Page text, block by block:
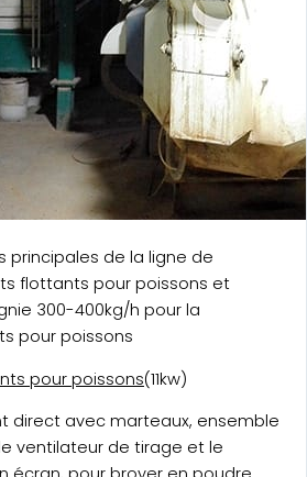
principales de la ligne de
flottants pour poissons et
300-400kg/h pour la
pour poissons
pour poissons(11kw)
direct avec marteaux, ensemble
ventilateur de tirage et le